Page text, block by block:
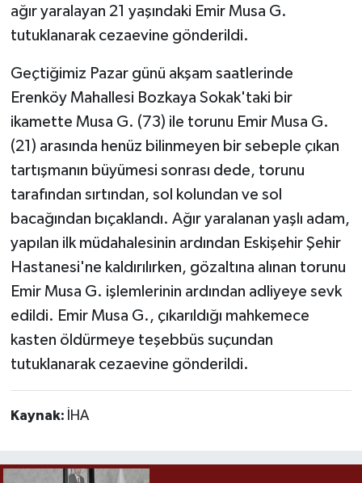
ağır yaralayan 21 yaşındaki Emir Musa G.
tutuklanarak cezaevine gönderildi.
Geçtiğimiz Pazar günü akşam saatlerinde
Erenköy Mahallesi Bozkaya Sokak'taki bir
ikamette Musa G. (73) ile torunu Emir Musa G.
(21) arasında henüz bilinmeyen bir sebeple çıkan
tartışmanın büyümesi sonrası dede, torunu
tarafından sırtından, sol kolundan ve sol
bacağından bıçaklandı. Ağır yaralanan yaşlı adam,
yapılan ilk müdahalesinin ardından Eskişehir Şehir
Hastanesi'ne kaldırılırken, gözaltına alınan torunu
Emir Musa G. işlemlerinin ardından adliyeye sevk
edildi. Emir Musa G., çıkarıldığı mahkemece
kasten öldürmeye teşebbüs suçundan
tutuklanarak cezaevine gönderildi.
Kaynak: İHA